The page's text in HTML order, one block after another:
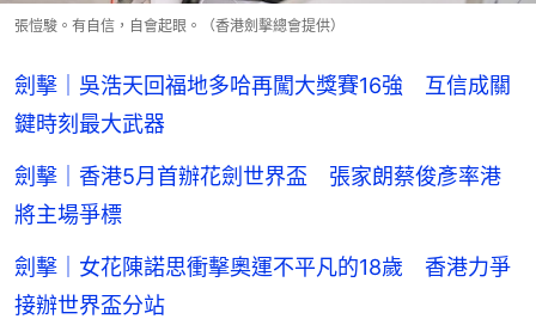
張愷駿。有自信，自會起眼。（香港劍擊總會提供）
劍擊｜吳浩天回福地多哈再闖大獎賽16強 互信成關
鍵時刻最大武器
劍擊｜香港5月首辦花劍世界盃 張家朗蔡俊彥率港
將主場爭標
劍擊｜女花陳諾思衝擊奧運不平凡的18歲 香港力爭
接辦世界盃分站